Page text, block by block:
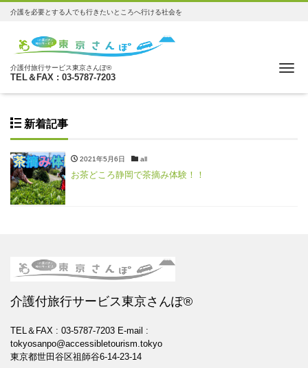
介護を必要とする人でも行きたいところへ行ける社会を
介護付旅行サービス東京さんぽ®
TEL＆FAX : 03-5787-7203
新着記事
2021年5月6日 all
お茶どころ静岡で茶摘み体験！！
介護付旅行サービス東京さんぽ®
TEL＆FAX : 03-5787-7203 E-mail :
tokyosanpo@accessibletourism.tokyo
東京都世田谷区祖師谷6-14-23-14